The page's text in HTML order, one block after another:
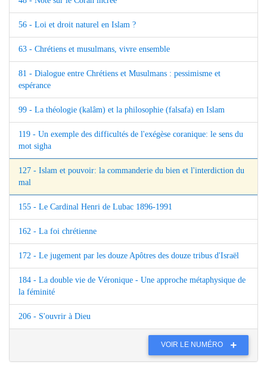
56 - Loi et droit naturel en Islam ?
63 - Chrétiens et musulmans, vivre ensemble
81 - Dialogue entre Chrétiens et Musulmans : pessimisme et
espérance
99 - La théologie (kalâm) et la philosophie (falsafa) en Islam
119 - Un exemple des difficultés de l'exégèse coranique: le sens du
mot sigha
127 - Islam et pouvoir: la commanderie du bien et l'interdiction du
mal
155 - Le Cardinal Henri de Lubac 1896-1991
162 - La foi chrétienne
172 - Le jugement par les douze Apôtres des douze tribus d'Israël
184 - La double vie de Véronique - Une approche métaphysique de
la féminité
206 - S'ouvrir à Dieu
VOIR LE NUMÉRO